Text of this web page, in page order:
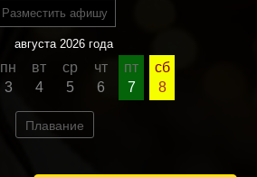
Разместить афишу
августа 2026 года
пн
3
вт
4
ср
5
чт
6
пт
7
сб
8
Плавание